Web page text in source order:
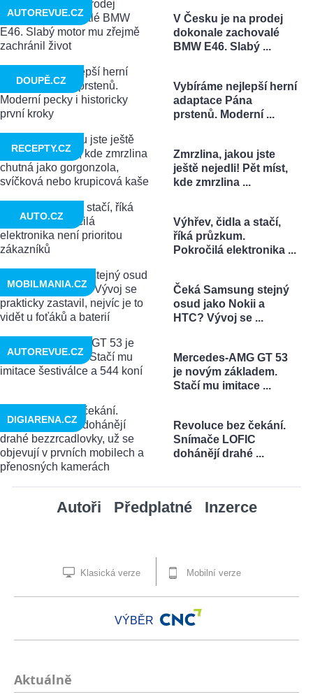
V Česku je na prodej
dokonale zachovalé
BMW E46. Slabý ...
AUTOREVUE.CZ
Vybíráme nejlepší herní
adaptace Pána
prstenů. Moderní ...
DOUPĚ.CZ
Zmrzlina, jakou jste
ještě nejedli! Pět míst,
kde zmrzlina ...
RECEPTY.CZ
Výhřev, čidla a stačí,
říká průzkum.
Pokročilá elektronika ...
AUTO.CZ
Čeká Samsung stejný
osud jako Nokii a
HTC? Vývoj se ...
MOBILMANIA.CZ
Mercedes-AMG GT 53
je novým základem.
Stačí mu imitace ...
AUTOREVUE.CZ
Revoluce bez čekání.
Snímače LOFIC
dohánějí drahé ...
DIGIARENA.CZ
Autoři Předplatné Inzerce
Klasická verze Mobilní verze
VÝBĚR
Aktuálně